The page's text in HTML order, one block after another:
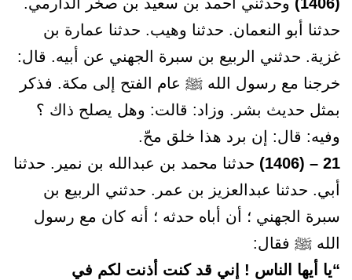
(1406)
وحدثني أحمد بن سعيد بن صخر الدارمي.
حدثنا أبو النعمان. حدثنا وهيب. حدثنا عمارة بن
غزية. حدثني الربيع بن سبرة الجهني عن أبيه. قال:
خرجنا مع رسول الله ﷺ عام الفتح إلى مكة. فذكر
بمثل حديث بشر. وزاد: قالت: وهل يصلح ذاك ؟
وفيه: قال: إن برد هذا خلق محّ.
21 – (1406)
حدثنا محمد بن عبدالله بن نمير. حدثنا
أبي. حدثنا عبدالعزيز بن عمر. حدثني الربيع بن
سبرة الجهني ؛ أن أباه حدثه ؛ أنه كان مع رسول
الله ﷺ فقال:
“يا أيها الناس ! إني قد كنت أذنت لكم في